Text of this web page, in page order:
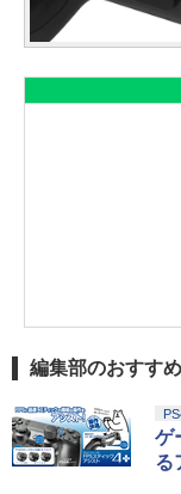
編集部のおすす
ゲ
る